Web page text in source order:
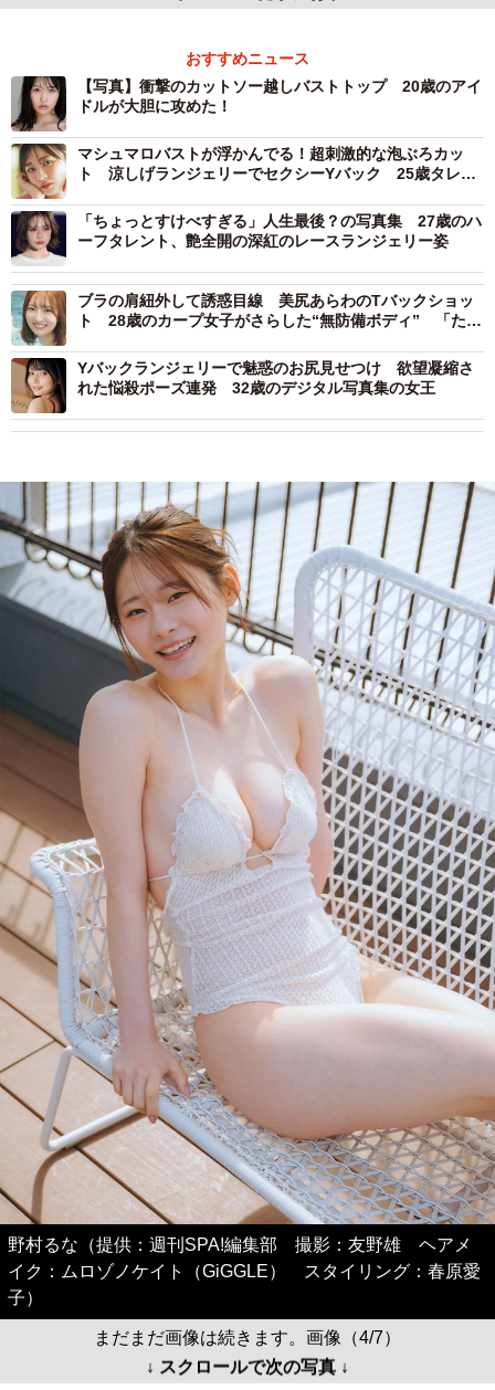
おすすめニュース
【写真】衝撃のカットソー越しバストトップ 20歳のアイ
ドルが大胆に攻めた！
マシュマロバストが浮かんでる！超刺激的な泡ぶろカッ
ト 涼しげランジェリーでセクシーYバック 25歳タレン
「ちょっとすけべすぎる」人生最後？の写真集 27歳のハ
ーフタレント、艶全開の深紅のレースランジェリー姿
ブラの肩紐外して誘惑目線 美尻あらわのTバックショッ
ト 28歳のカープ女子がさらした“無防備ボディ” 「たく
Yバックランジェリーで魅惑のお尻見せつけ 欲望凝縮さ
れた悩殺ポーズ連発 32歳のデジタル写真集の女王
野村るな（提供：週刊SPA!編集部 撮影：友野雄 ヘアメ
イク：ムロゾノケイト（GiGGLE） スタイリング：春原愛
子）
まだまだ画像は続きます。画像（4/7）
↓ スクロールで次の写真 ↓